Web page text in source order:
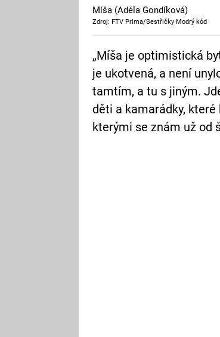
Míša (Adéla Gondíková)
Zdroj: FTV Prima/Sestřičky Modrý kód
„Míša je optimistická
je ukotvená, a není
tamtím, a tu s jiným.
děti a kamarádky,
kterými se znám už od